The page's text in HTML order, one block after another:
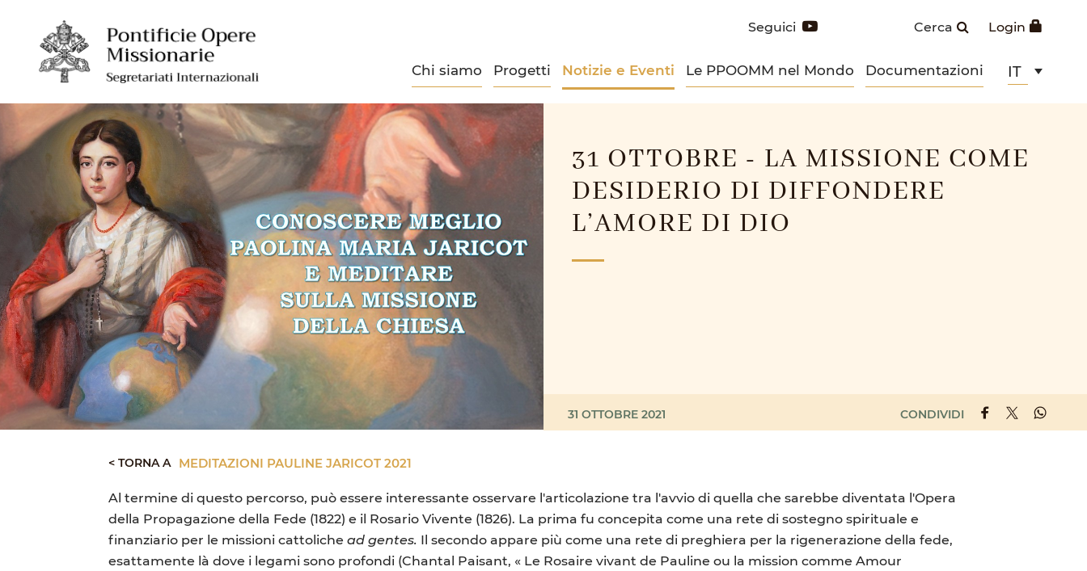
Login
Cerca
Seguici
Chi siamo Progetti Notizie e Eventi Le PPOOMM nel Mondo Documentazioni IT
31 OTTOBRE - LA MISSIONE COME
DESIDERIO DI DIFFONDERE
L’AMORE DI DIO
31 OTTOBRE 2021 CONDIVIDI
< TORNA A MEDITAZIONI PAULINE JARICOT 2021
Al termine di questo percorso, può essere interessante osservare l'articolazione tra l'avvio di quella che sarebbe diventata l'Opera
della Propagazione della Fede (1822) e il Rosario Vivente (1826). La prima fu concepita come una rete di sostegno spirituale e
finanziario per le missioni cattolichead gentes. Il secondo appare più come una rete di preghiera per la rigenerazione della fede,
esattamente là dove i legami sono profondi (Chantal Paisant, « Le Rosaire vivant de Pauline ou la mission comme Amour